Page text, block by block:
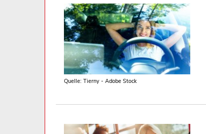
Quelle: Tierny - Adobe Stock